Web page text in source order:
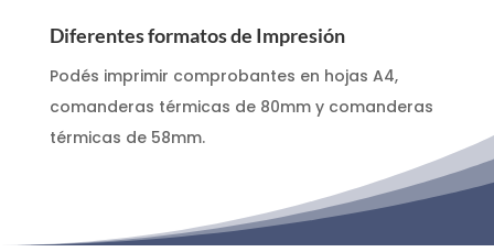
Diferentes formatos de Impresión
Podés imprimir comprobantes en hojas A4,
comanderas térmicas de 80mm y comanderas
térmicas de 58mm.